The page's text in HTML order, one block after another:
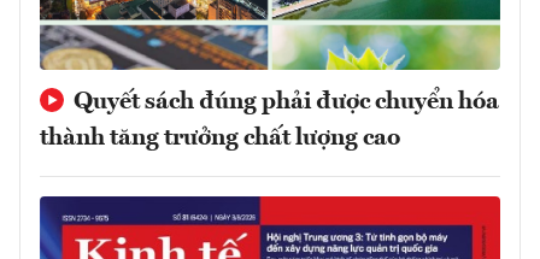
Quyết sách đúng phải được chuyển hóa
thành tăng trưởng chất lượng cao